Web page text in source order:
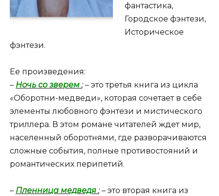
фантастика,
Городское фэнтези,
Историческое
фэнтези.
Ее произведения:
– Ночь со зверем ;– это третья книга из цикла
«Оборотни-медведи», которая сочетает в себе
элементы любовного фэнтези и мистического
триллера. В этом романе читателей ждет мир,
населенный оборотнями, где разворачиваются
сложные события, полные противостояний и
романтических перипетий.
– Пленница медведя ;– это вторая книга из